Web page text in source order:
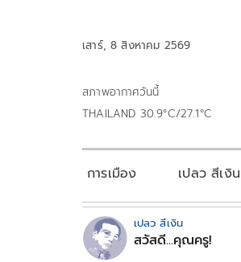
เสาร์, 8 สิงหาคม 2569
สภาพอากาศวันนี้
THAILAND 30.9°C/27.1°C
การเมือง เปลว สีเงิน
เปลว สีเงิน
สวัสดี...คุณครู!